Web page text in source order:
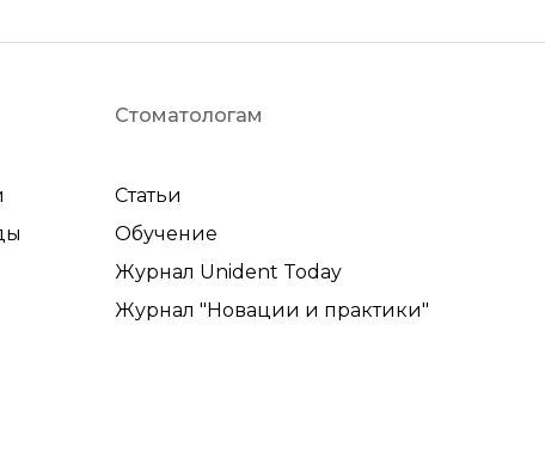
Стоматологам
Статьи
Обучение
Журнал Unident Today
Журнал "Новации и практики"